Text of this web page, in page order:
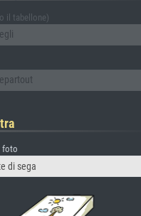
il tabellone)
foto
di sega